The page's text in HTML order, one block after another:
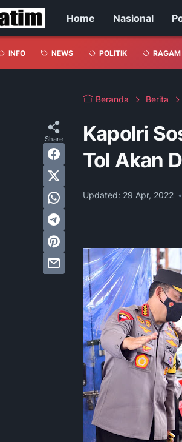
Home Nasional
INFO NEWS POLITIK RAGAM
Beranda Berita
Kapolri
Tol Akan
Updated: 29 Apr, 2022 •